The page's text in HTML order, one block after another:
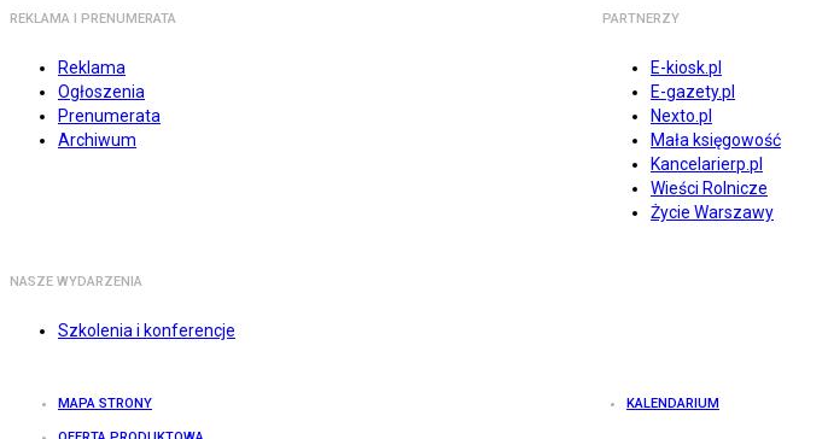
REKLAMA I PRENUMERATA
Reklama
Ogłoszenia
Prenumerata
Archiwum
PARTNERZY
E-kiosk.pl
E-gazety.pl
Nexto.pl
Mała księgowość
Kancelarierp.pl
Wieści Rolnicze
Życie Warszawy
NASZE WYDARZENIA
Szkolenia i konferencje
MAPA STRONY KALENDARIUM